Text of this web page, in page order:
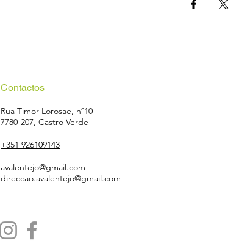
Contactos
Rua Timor Lorosae, nº10
7780-207, Castro Verde
+351 926109143
avalentejo@gmail.com
direccao.avalentejo@gmail.com